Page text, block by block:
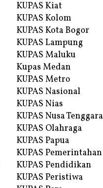
KUPAS Kiat
KUPAS Kolom
KUPAS Kota Bogor
KUPAS Lampung
KUPAS Maluku
Kupas Medan
KUPAS Metro
KUPAS Nasional
KUPAS Nias
KUPAS Nusa Tenggara
KUPAS Olahraga
KUPAS Papua
KUPAS Pemerintahan
KUPAS Pendidikan
KUPAS Peristiwa